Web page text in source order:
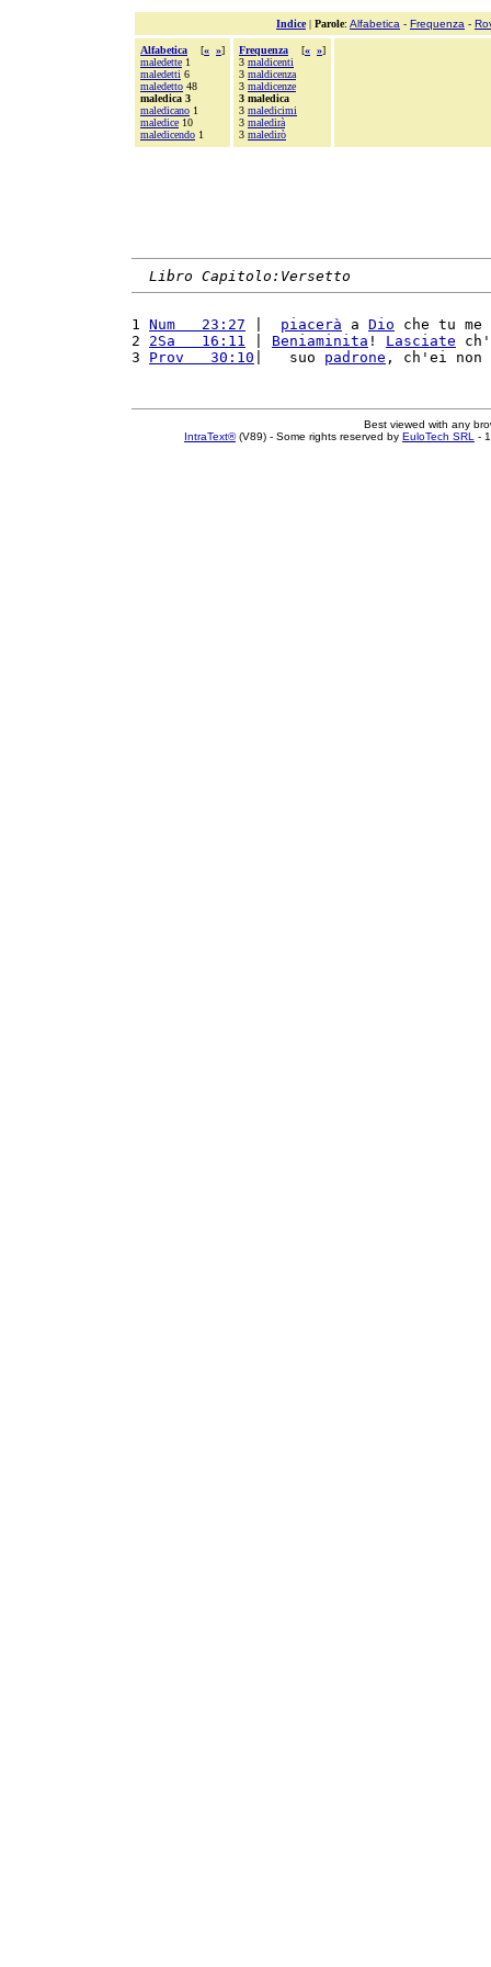
Indice| Parole: Alfabetica - Frequenza -
Alfabetica [« »]
maledette 1
maledetti 6
maledetto 48
maledica 3
maledicano 1
maledice 10
maledicendo 1
Frequenza [« »]
3 maldicenti
3 maldicenza
3 maldicenze
3 maledica
3 maledicimi
3 maledirà
3 maledirò
Libro Capitolo:Versetto
1 Num   23:27 piacerà a Dio che tu
2 2Sa   16:11 Beniaminita ! Lasciate
3 Prov   30:10 |   suo padrone , ch'ei
Best viewed with any
IntraText®(V89) - Some rights reserved by EuloTech SRL -